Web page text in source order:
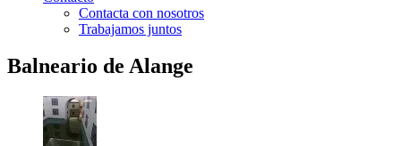
Contacta con nosotros
Trabajamos juntos
Balneario de Alange